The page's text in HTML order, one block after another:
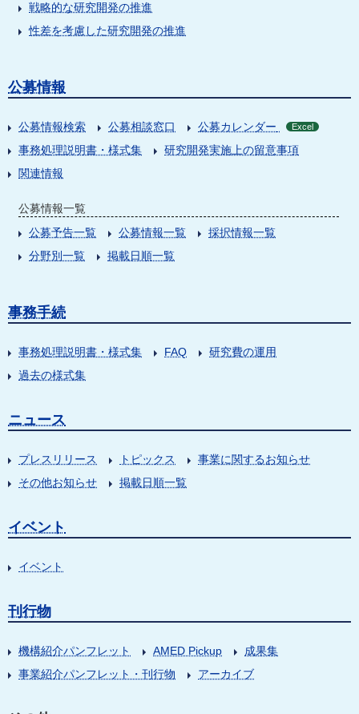
戦略的な研究開発の推進
性差を考慮した研究開発の推進
公募情報
公募情報検索 公募相談窓口 公募カレンダー Excel
事務処理説明書・様式集
研究開発実施上の留意事項
関連情報
公募情報一覧
公募予告一覧
公募情報一覧
採択情報一覧
分野別一覧
掲載日順一覧
事務手続
事務処理説明書・様式集 FAQ
研究費の運用
過去の様式集
ニュース
プレスリリース トピックス
事業に関するお知らせ
その他お知らせ
掲載日順一覧
イベント
イベント
刊行物
機構紹介パンフレット AMED Pickup
成果集
事業紹介パンフレット・刊行物
アーカイブ